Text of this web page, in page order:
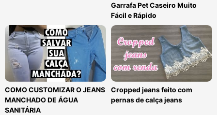
Garrafa Pet Caseiro Muito
Fácil e Rápido
COMO CUSTOMIZAR O JEANS
MANCHADO DE ÁGUA
SANITÁRIA
Cropped jeans feito com
pernas de calça jeans